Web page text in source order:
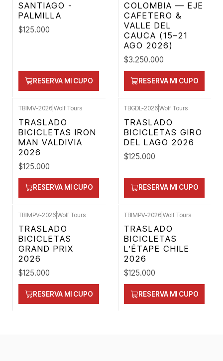
SANTIAGO -
PALMILLA
$125.000
RESERVA MI CUPO
COLOMBIA — EJE
CAFETERO &
VALLE DEL
CAUCA (15–21
AGO 2026)
$3.250.000
RESERVA MI CUPO
TBIMV-2026 Wolf Tours
TRASLADO
BICICLETAS IRON
MAN VALDIVIA
2026
$125.000
RESERVA MI CUPO
TBGDL-2026 Wolf Tours
TRASLADO
BICICLETAS GIRO
DEL LAGO 2026
$125.000
RESERVA MI CUPO
TBIMPV-2026 Wolf Tours
TRASLADO
BICICLETAS
GRAND PRIX
2026
$125.000
RESERVA MI CUPO
TBIMPV-2026 Wolf Tours
TRASLADO
BICICLETAS
L’ÉTAPE CHILE
2026
$125.000
RESERVA MI CUPO